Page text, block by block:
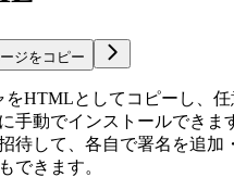
ジをコピー
をHTMLとしてコピーし、
手動でインストールできま
待して、各自で署名を追加
できます。